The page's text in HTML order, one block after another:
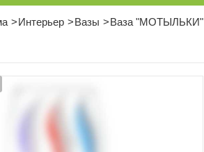
Интерьер Вазы Ваза "МОТЫЛЬКИ"